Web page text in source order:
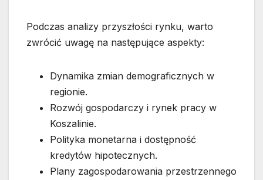
Podczas analizy przyszłości rynku, warto
zwrócić uwagę na następujące aspekty:
Dynamika zmian demograficznych w
regionie.
Rozwój gospodarczy i rynek pracy w
Koszalinie.
Polityka monetarna i dostępność
kredytów hipotecznych.
Plany zagospodarowania przestrzennego